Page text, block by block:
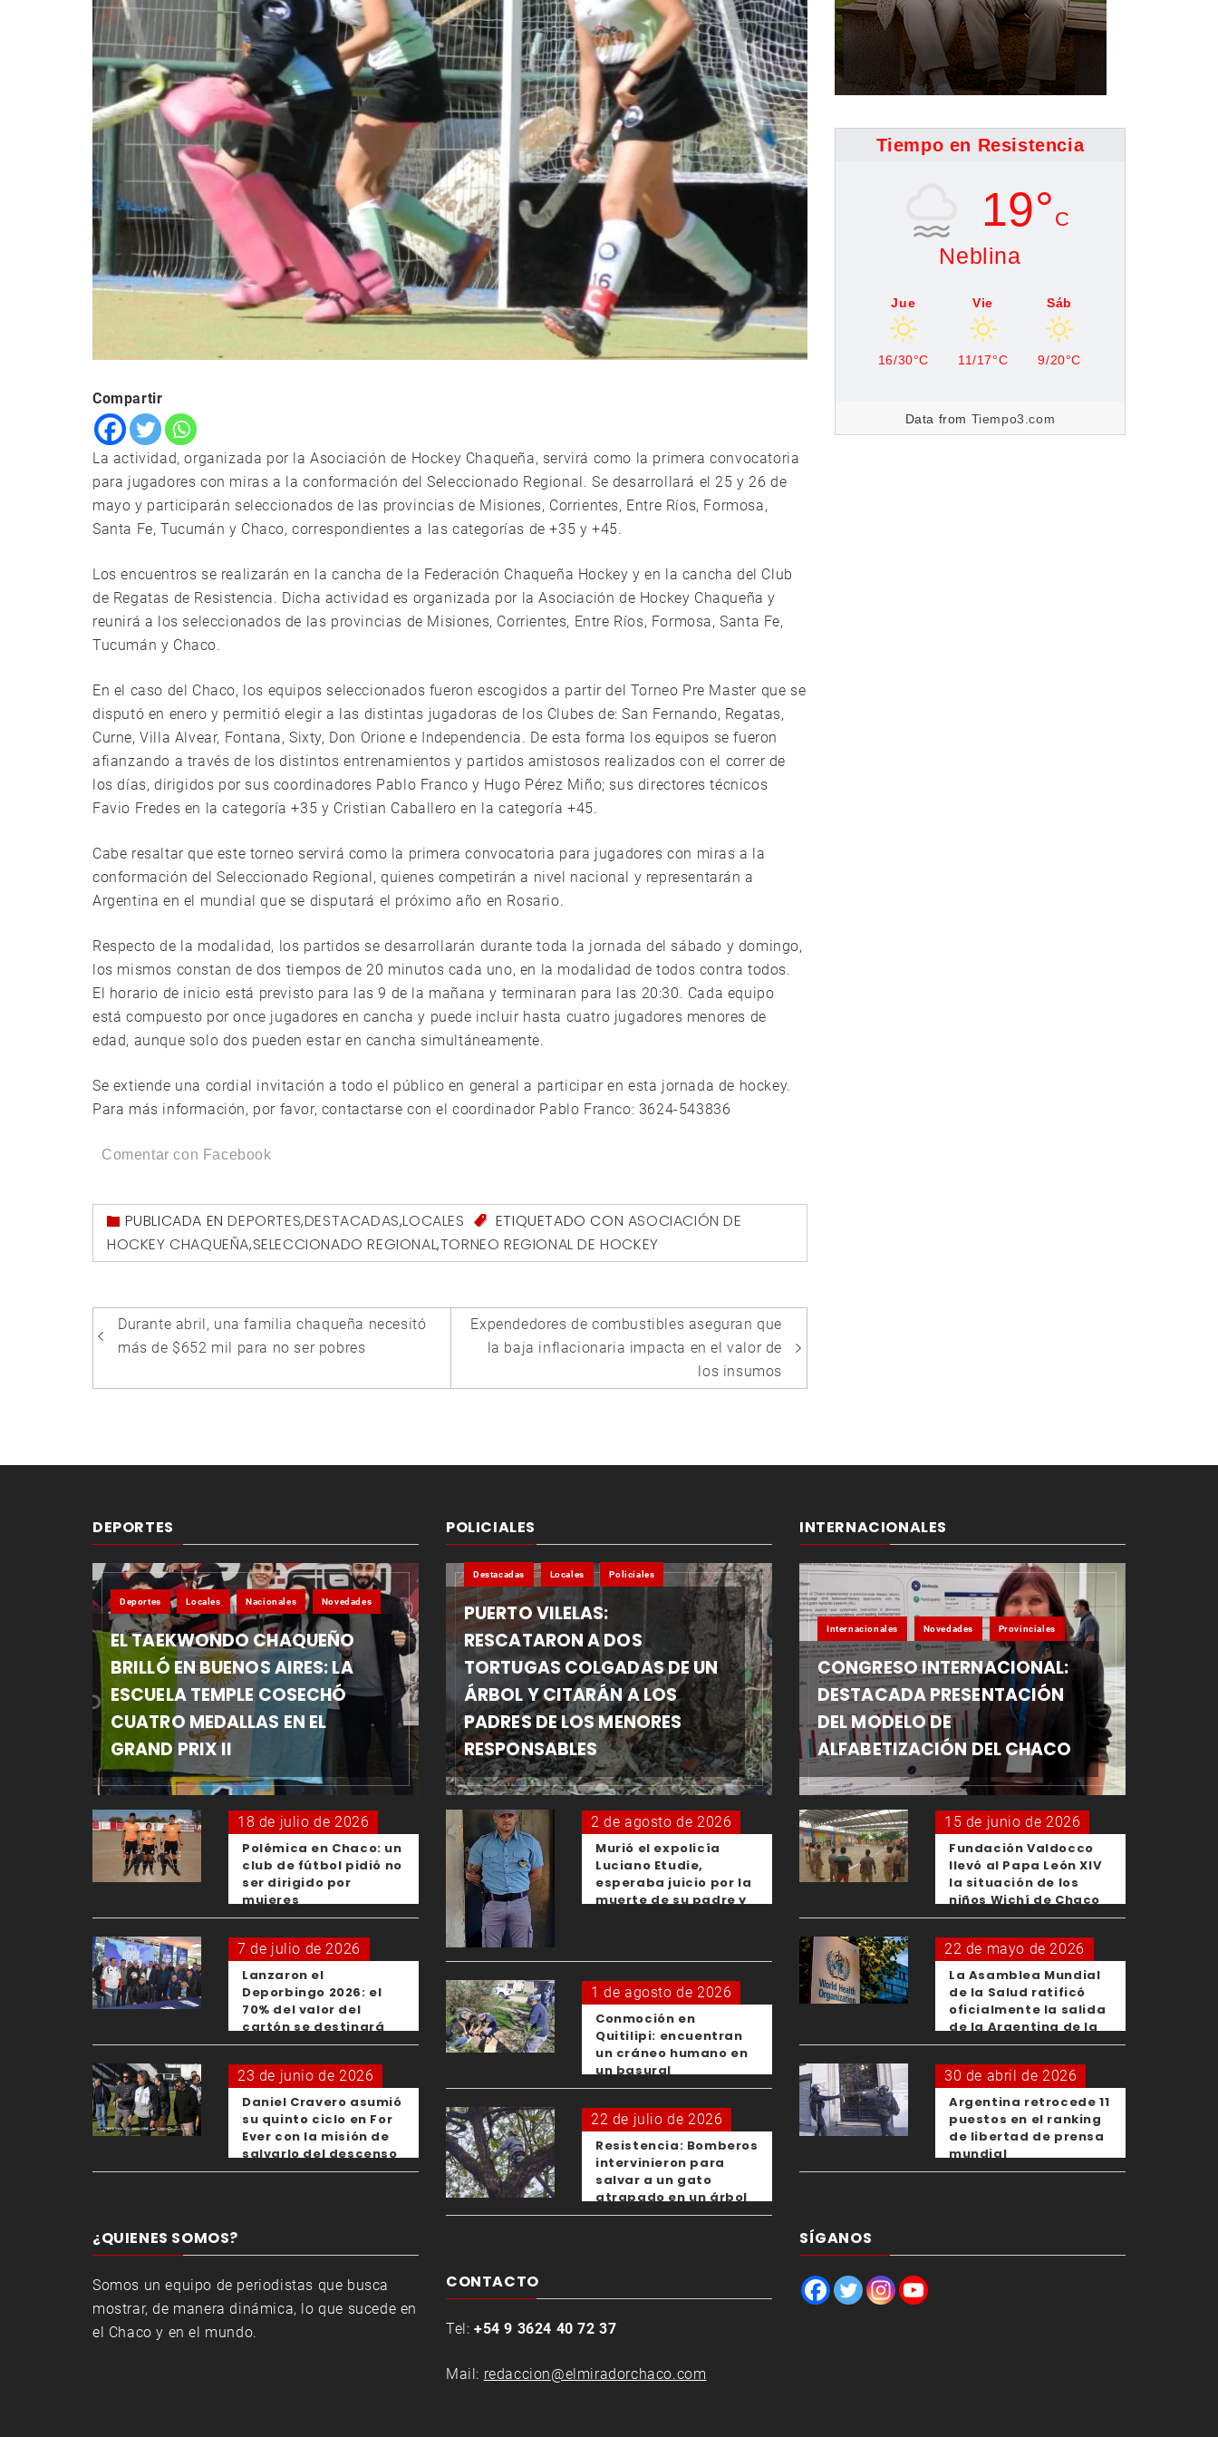
Compartir
La actividad, organizada por la Asociación de Hockey Chaqueña, servirá como la primera convocatoria
para jugadores con miras a la conformación del Seleccionado Regional. Se desarrollará el 25 y 26 de
mayo y participarán seleccionados de las provincias de Misiones, Corrientes, Entre Ríos, Formosa,
Santa Fe, Tucumán y Chaco, correspondientes a las categorías de +35 y +45.
Los encuentros se realizarán en la cancha de la Federación Chaqueña Hockey y en la cancha del Club
de Regatas de Resistencia. Dicha actividad es organizada por la Asociación de Hockey Chaqueña y
reunirá a los seleccionados de las provincias de Misiones, Corrientes, Entre Ríos, Formosa, Santa Fe,
Tucumán y Chaco.
En el caso del Chaco, los equipos seleccionados fueron escogidos a partir del Torneo Pre Master que se
disputó en enero y permitió elegir a las distintas jugadoras de los Clubes de: San Fernando, Regatas,
Curne, Villa Alvear, Fontana, Sixty, Don Orione e Independencia. De esta forma los equipos se fueron
afianzando a través de los distintos entrenamientos y partidos amistosos realizados con el correr de
los días, dirigidos por sus coordinadores Pablo Franco y Hugo Pérez Miño; sus directores técnicos
Favio Fredes en la categoría +35 y Cristian Caballero en la categoría +45.
Cabe resaltar que este torneo servirá como la primera convocatoria para jugadores con miras a la
conformación del Seleccionado Regional, quienes competirán a nivel nacional y representarán a
Argentina en el mundial que se disputará el próximo año en Rosario.
Respecto de la modalidad, los partidos se desarrollarán durante toda la jornada del sábado y domingo,
los mismos constan de dos tiempos de 20 minutos cada uno, en la modalidad de todos contra todos.
El horario de inicio está previsto para las 9 de la mañana y terminaran para las 20:30. Cada equipo
está compuesto por once jugadores en cancha y puede incluir hasta cuatro jugadores menores de
edad, aunque solo dos pueden estar en cancha simultáneamente.
Se extiende una cordial invitación a todo el público en general a participar en esta jornada de hockey.
Para más información, por favor, contactarse con el coordinador Pablo Franco: 3624-543836
Comentar con Facebook
PUBLICADA ENDEPORTES,DESTACADAS,LOCALES ETIQUETADO CON ASOCIACIÓN DE
HOCKEY CHAQUEÑA,SELECCIONADO REGIONAL,TORNEO REGIONAL DE HOCKEY
Navegación
de
entradas
Durante abril, una familia chaqueña necesitó
más de $652 mil para no ser pobres
Expendedores de combustibles aseguran que
la baja inflacionaria impacta en el valor de
los insumos
Tiempo en Resistencia
19° C
Neblina
Jue
16/30°C
Vie
11/17°C
Sáb
9/20°C
Data from Tiempo3.com
DEPORTES
Deportes Locales Nacionales Novedades
EL TAEKWONDO CHAQUEÑO
BRILLÓ EN BUENOS AIRES: LA
ESCUELA TEMPLE COSECHÓ
CUATRO MEDALLAS EN EL
GRAND PRIX II
18 de julio de 2026
Polémica en Chaco: un
club de fútbol pidió no
ser dirigido por
mujeres
7 de julio de 2026
Lanzaron el
Deporbingo 2026: el
70% del valor del
cartón se destinará
para los clubes
23 de junio de 2026
Daniel Cravero asumió
su quinto ciclo en For
Ever con la misión de
salvarlo del descenso
¿QUIENES SOMOS?
Somos un equipo de periodistas que busca
mostrar, de manera dinámica, lo que sucede en
el Chaco y en el mundo.
POLICIALES
Destacadas Locales Policiales
PUERTO VILELAS:
RESCATARON A DOS
TORTUGAS COLGADAS DE UN
ÁRBOL Y CITARÁN A LOS
PADRES DE LOS MENORES
RESPONSABLES
2 de agosto de 2026
Murió el expolicía
Luciano Etudie,
esperaba juicio por la
muerte de su padre y
1 de agosto de 2026
Conmoción en
Quitilipi: encuentran
un cráneo humano en
un basural
22 de julio de 2026
Resistencia: Bomberos
intervinieron para
salvar a un gato
atrapado en un árbol
CONTACTO
Tel: +54 9 3624 40 72 37
Mail: redaccion@elmiradorchaco.com
INTERNACIONALES
Internacionales Novedades Provinciales
CONGRESO INTERNACIONAL:
DESTACADA PRESENTACIÓN
DEL MODELO DE
ALFABETIZACIÓN DEL CHACO
15 de junio de 2026
Fundación Valdocco
llevó al Papa León XIV
la situación de los
niños Wichí de Chaco
22 de mayo de 2026
La Asamblea Mundial
de la Salud ratificó
oficialmente la salida
de la Argentina de la
OMS
30 de abril de 2026
Argentina retrocede 11
puestos en el ranking
de libertad de prensa
mundial
SÍGANOS